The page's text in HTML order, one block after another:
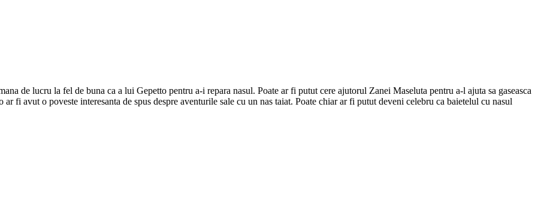
de lucru la fel de buna ca a lui Gepetto pentru a-i repara nasul. Poate ar fi putut cere ajutorul Zanei Maseluta pentru a-l ajuta sa gaseasca
fi avut o poveste interesanta de spus despre aventurile sale cu un nas taiat. Poate chiar ar fi putut deveni celebru ca baietelul cu nasul